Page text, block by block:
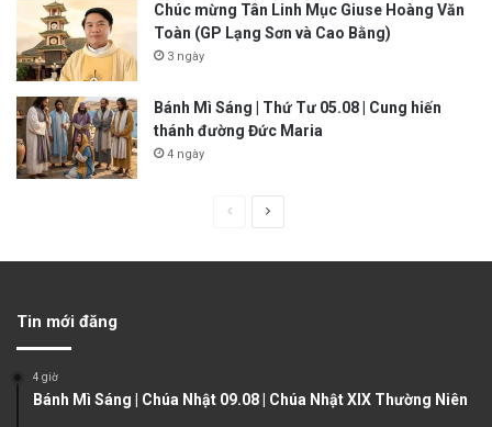
Chúc mừng Tân Linh Mục Giuse Hoàng Văn
Toàn (GP Lạng Sơn và Cao Bằng)
3 ngày
Bánh Mì Sáng | Thứ Tư 05.08 | Cung hiến
thánh đường Đức Maria
4 ngày
u
g
Tin mới đăng
4 giờ
Bánh Mì Sáng | Chúa Nhật 09.08 | Chúa Nhật XIX Thường Niên